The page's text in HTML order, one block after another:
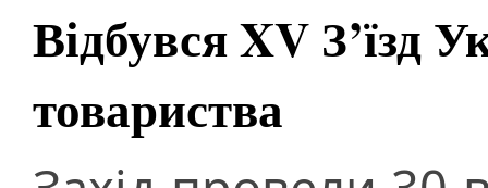
Відбувся XV З’їзд
товариства